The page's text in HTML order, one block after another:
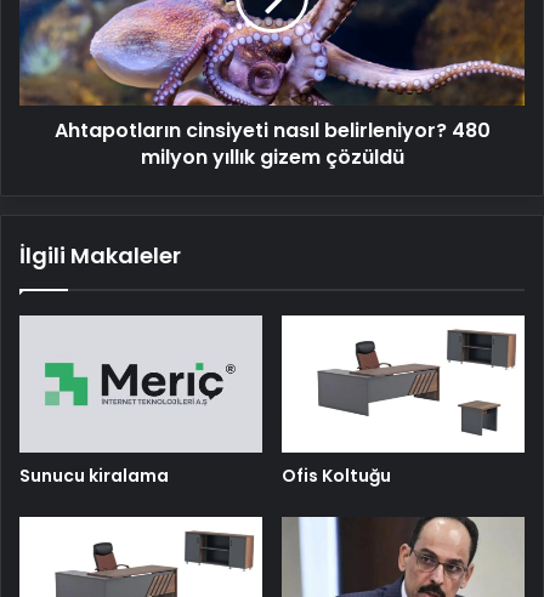
milyon
yıllık
gizem
çözüldü
Ahtapotların cinsiyeti nasıl belirleniyor? 480
milyon yıllık gizem çözüldü
İlgili Makaleler
Sunucu kiralama Ofis Koltuğu